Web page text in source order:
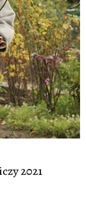
2021